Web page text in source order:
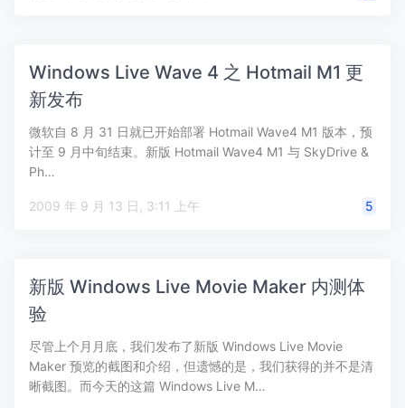
Windows Live Wave 4 之 Hotmail M1 更
新发布
微软自 8 月 31 日就已开始部署 Hotmail Wave4 M1 版本，预
计至 9 月中旬结束。新版 Hotmail Wave4 M1 与 SkyDrive &
Ph…
2009 年 9 月 13 日, 3:11 上午 5
新版 Windows Live Movie Maker 内测体
验
尽管上个月月底，我们发布了新版 Windows Live Movie
Maker 预览的截图和介绍，但遗憾的是，我们获得的并不是清
晰截图。而今天的这篇 Windows Live M…